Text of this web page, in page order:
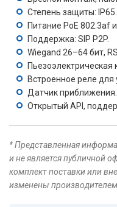
Степень защиты: IP65.
Питание PoE 802.3af
Поддержка: SIP P2P.
Wiegand 26–64 бит,
Пьезоэлектрическая
Встроенное реле для
Датчик приближения.
Открытый API,
* Представленная
и не является публичной
комплект поставки или
изменены